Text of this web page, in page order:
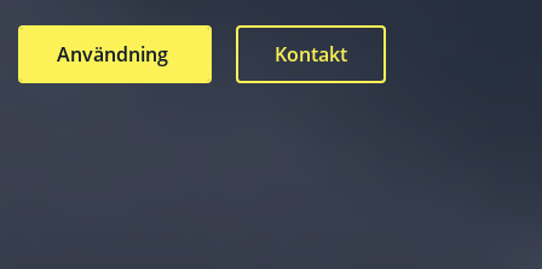
Användning Kontakt